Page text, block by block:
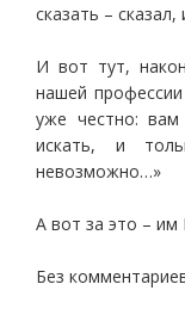
сказать –
И вот тут,
нашей
уже честно:
искать, и
невозможно…»
А вот за это – им
Без